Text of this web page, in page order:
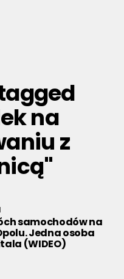
na
z
samochodów na
Jedna osoba
(WIDEO)